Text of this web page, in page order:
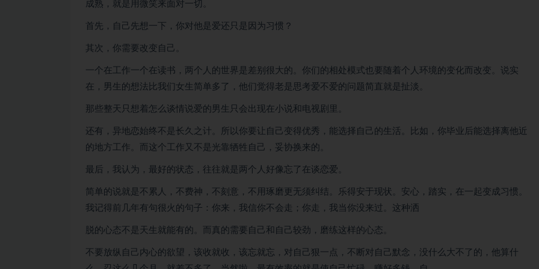
成熟，就是用微笑来面对一切。
首先，自己先想一下，你对他是爱还只是因为习惯？
其次，你需要改变自己。
一个在工作一个在读书，两个人的世界是差别很大的。你们的相处模式也要随着个人环境的变化而改变。说实
在，男生的想法比我们女生简单多了，他们觉得老是思考爱不爱的问题简直就是扯淡。
那些整天只想着怎么谈情说爱的男生只会出现在小说和电视剧里。
还有，异地恋始终不是长久之计。所以你要让自己变得优秀，能选择自己的生活。比如，你毕业后能选择离他近
的地方工作。而这个工作又不是光靠牺牲自己，妥协换来的。
最后，我认为，最好的状态，往往就是两个人好像忘了在谈恋爱。
简单的说就是不累人，不费神，不刻意，不用琢磨更无须纠结。乐得安于现状。安心，踏实，在一起变成习惯。
我记得前几年有句很火的句子：你来，我信你不会走；你走，我当你没来过。这种洒
脱的心态不是天生就能有的。而真的需要自己和自己较劲，磨练这样的心态。
不要放纵自己内心的欲望，该收就收，该忘就忘，对自己狠一点，不断对自己默念，没什么大不了的，他算什